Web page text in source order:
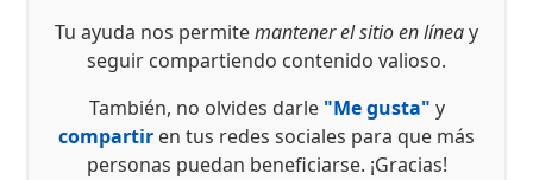
Tu ayuda nos permitemantener el sitio en líneay
seguir compartiendo contenido valioso.
También, no olvides darle "Me gusta" y
compartir en tus redes sociales para que más
personas puedan beneficiarse. ¡Gracias!